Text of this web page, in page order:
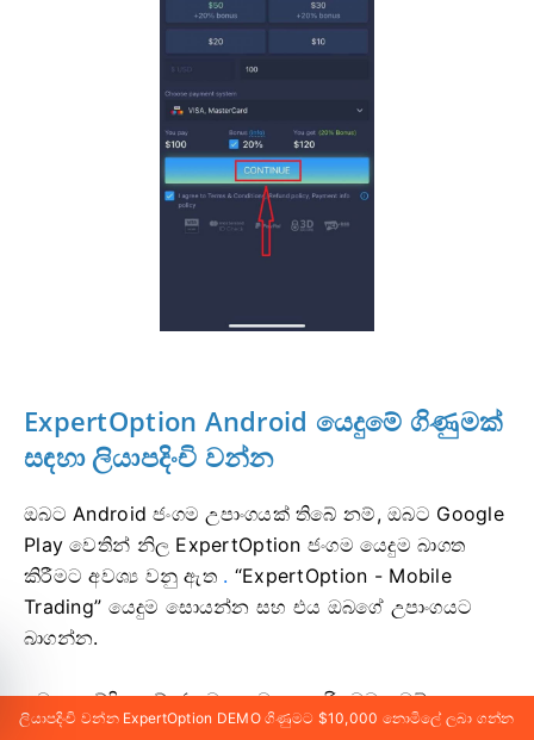
ExpertOption Android යෙදුමේ ගිණුමක්
සඳහා ලියාපදිංචි වන්න
ඔබට Android ජංගම උපාංගයක් තිබේ නම්, ඔබට Google
Play වෙතින් නිල ExpertOption ජංගම යෙදුම බාගත
කිරීමට අවශ්‍ය වනු ඇත . “ExpertOption - Mobile
Trading” යෙදුම සොයන්න සහ එය ඔබගේ උපාංගයට
බාගන්න.
වෙළඳ වේදිකාවේ ජංගම අනුවාදය හරියටම වෙබ්
අනුවාදයට සමාන වේ. එහි ප්‍රතිඵලයක් ලෙස, වෙළඳාම සහ
ලියාපදිංචි වන්න ExpertOption DEMO ගිණුමට $10,000 නොමිලේ ලබා ගන්න